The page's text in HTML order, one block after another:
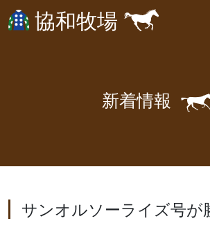
協和牧場
新着情報
サンオルソーライズ号が